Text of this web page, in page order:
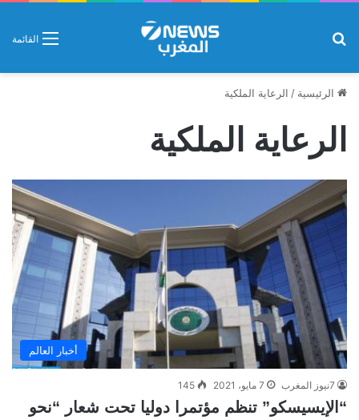
القائمة
الرئيسية / الرعاية الملكية
الرعاية الملكية
أخبار العالم
7نيوز المغرب 7 مايو، 2021 145
“الإيسيسكو” تنظم مؤتمرا دوليا تحت شعار “نحو